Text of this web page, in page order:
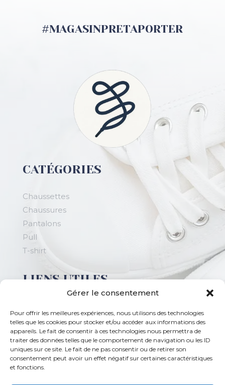
Gérer le consentement
Pour offrir les meilleures expériences, nous utilisons des technologies
telles que les cookies pour stocker et/ou accéder aux informations des
appareils. Le fait de consentir à ces technologies nous permettra de
traiter des données telles que le comportement de navigation ou les ID
uniques sur ce site. Le fait de ne pas consentir ou de retirer son
consentement peut avoir un effet négatif sur certaines caractéristiques
et fonctions.
#MAGASINPRETAPORTER
CATÉGORIES
Chaussettes
Chaussures
Pantalons
Pull
T-shirt
LIENS UTILES
Plan de site
Mentions légales
Boutique de chaussures en ligne